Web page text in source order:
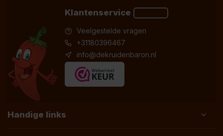
Klantenservice
Veelgestelde vragen
+31180396467
info@dekruidenbaron.nl
Handige links